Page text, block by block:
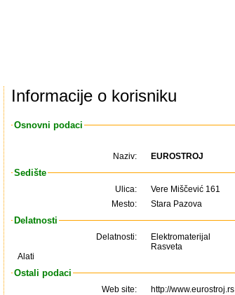
Informacije o korisniku
Osnovni podaci
Naziv: EUROSTROJ
Sedište
Ulica:
Vere Miščević 161
Mesto:
Stara Pazova
Delatnosti
Delatnosti:
Elektromaterijal
Rasveta
Alati
Ostali podaci
Web site: http://www.eurostroj.rs